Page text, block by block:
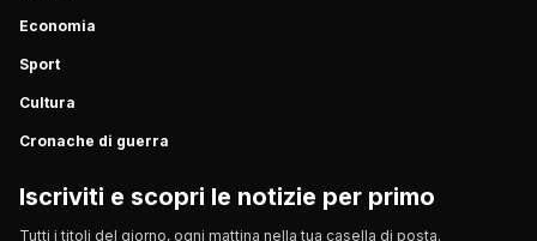
Economia
Sport
Cultura
Cronache di guerra
Iscriviti e scopri le notizie per primo
Tutti i titoli del giorno, ogni mattina nella tua casella di posta.